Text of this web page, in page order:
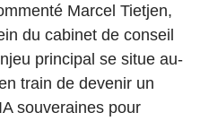
Marcel Tietjen,
du cabinet de conseil
principal se situe au-
train de devenir un
souveraines pour